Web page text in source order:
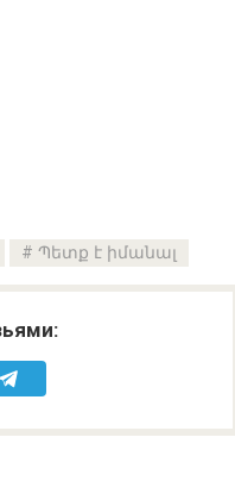
Պետք է իմանալ